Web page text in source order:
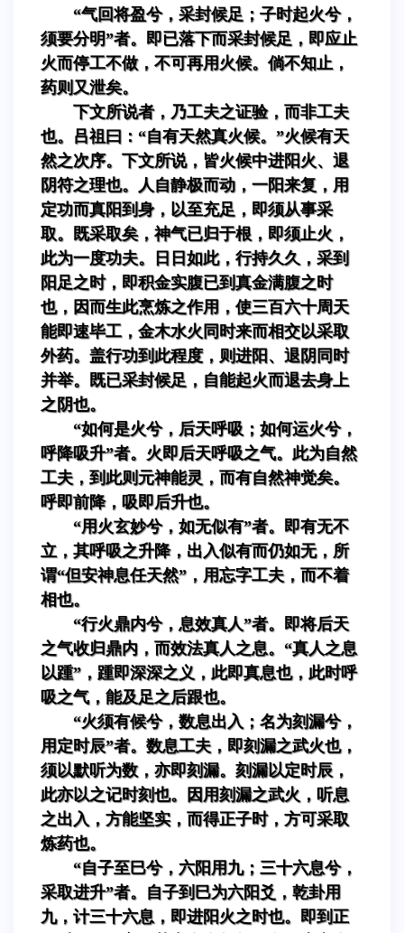
“气回将盈兮，采封候足；子时起火兮，
须要分明”者。即已落下而采封候足，即应止
火而停工不做，不可再用火候。倘不知止，
药则又泄矣。
下文所说者，乃工夫之证验，而非工夫
也。吕祖曰：“自有天然真火候。”火候有天
然之次序。下文所说，皆火候中进阳火、退
阴符之理也。人自静极而动，一阳来复，用
定功而真阳到身，以至充足，即须从事采
取。既采取矣，神气已归于根，即须止火，
此为一度功夫。日日如此，行持久久，采到
阳足之时，即积金实腹已到真金满腹之时
也，因而生此烹炼之作用，使三百六十周天
能即速毕工，金木水火同时来而相交以采取
外药。盖行功到此程度，则进阳、退阴同时
并举。既已采封候足，自能起火而退去身上
之阴也。
“如何是火兮，后天呼吸；如何运火兮，
呼降吸升”者。火即后天呼吸之气。此为自然
工夫，到此则元神能灵，而有自然神觉矣。
呼即前降，吸即后升也。
“用火玄妙兮，如无似有”者。即有无不
立，其呼吸之升降，出入似有而仍如无，所
谓“但安神息任天然”，用忘字工夫，而不着
相也。
“行火鼎内兮，息效真人”者。即将后天
之气收归鼎内，而效法真人之息。“真人之息
以踵”，踵即深深之义，此即真息也，此时呼
吸之气，能及足之后跟也。
“火须有候兮，数息出入；名为刻漏兮，
用定时辰”者。数息工夫，即刻漏之武火也，
须以默听为数，亦即刻漏。刻漏以定时辰，
此亦以之记时刻也。因用刻漏之武火，听息
之出入，方能坚实，而得正子时，方可采取
炼药也。
“自子至巳兮，六阳用九；三十六息兮，
采取进升”者。自子到巳为六阳爻，乾卦用
九，计三十六息，即进阳火之时也。即到正